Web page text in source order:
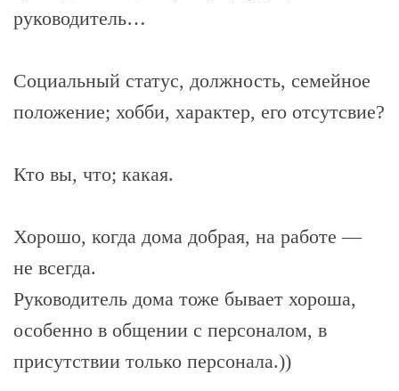
руководитель…
Социальный статус, должность, семейное
положение; хобби, характер, его отсутсвие?
Кто вы, что; какая.
Хорошо, когда дома добрая, на работе —
не всегда.
Руководитель дома тоже бывает хороша,
особенно в общении с персоналом, в
присутствии только персонала.))